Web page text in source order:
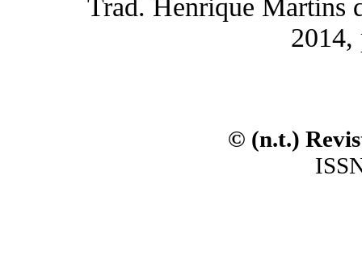
Trad. Henrique Martins
2014,
© (n.t.)